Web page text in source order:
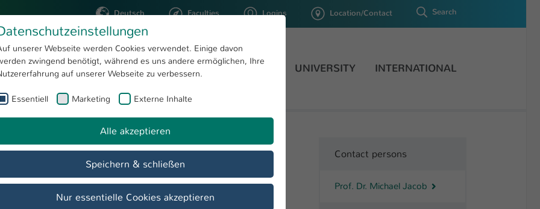
Deutsch Faculties Logins Location/Contact Search
STUDYING RESEARCH UNIVERSITY INTERNATIONAL
Nachhaltigkeit - Interdisziplinäre Perspektiven
Contact persons
Prof. Dr. Michael Jacob
unserer Webseite werden Cookies verwendet. Einige davon
zwingend benötigt, während es uns andere ermöglichen, Ihre
auf unserer Webseite zu verbessern.
Essentiell Marketing Externe Inhalte
Alle akzeptieren
Speichern & schließen
Nur essentielle Cookies akzeptieren